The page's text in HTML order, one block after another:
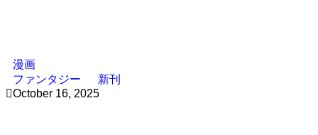
漫画
ファンタジー
新刊
October 16, 2025